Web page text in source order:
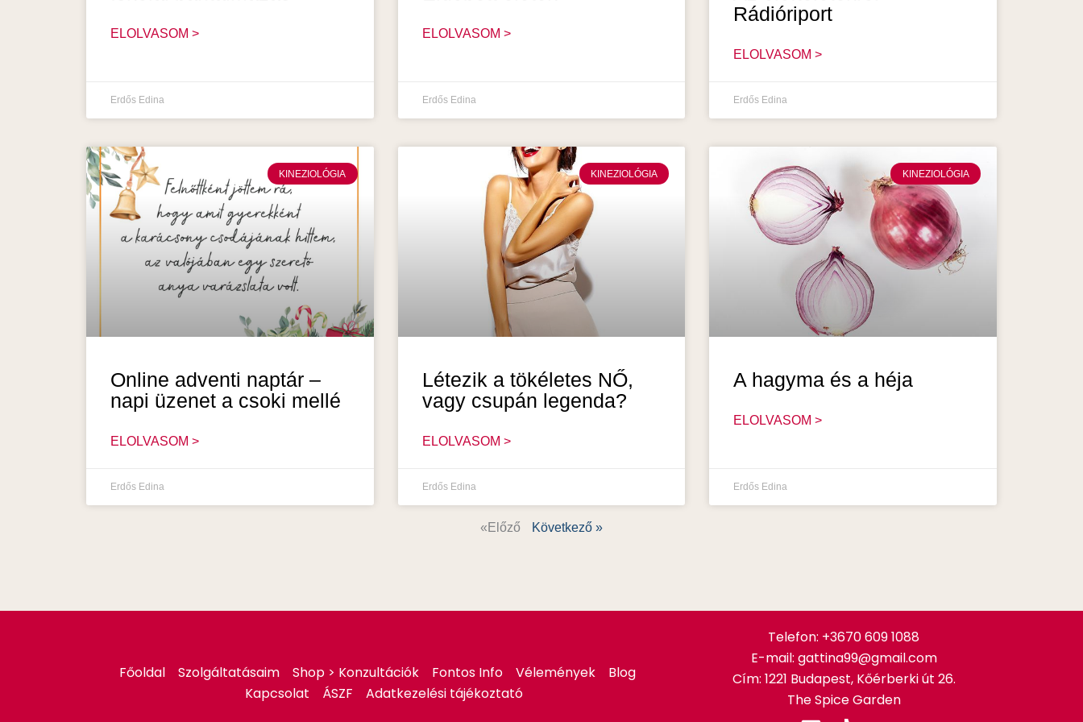
ELOLVASOM >
Erdős Edina
ELOLVASOM >
Erdős Edina
Rádióriport
ELOLVASOM >
Erdős Edina
KINEZIOLÓGIA
Online adventi naptár –
napi üzenet a csoki mellé
ELOLVASOM >
Erdős Edina
KINEZIOLÓGIA
Létezik a tökéletes NŐ,
vagy csupán legenda?
ELOLVASOM >
Erdős Edina
KINEZIOLÓGIA
A hagyma és a héja
ELOLVASOM >
Erdős Edina
«Előző Következő »
Főoldal Szolgáltatásaim Shop > Konzultációk Fontos Info Vélemények
Blog
Kapcsolat
ÁSZF Adatkezelési tájékoztató
Telefon: +3670 609 1088
E-mail: gattina99@gmail.com
Cím: 1221 Budapest, Kőérberki út 26.
The Spice Garden